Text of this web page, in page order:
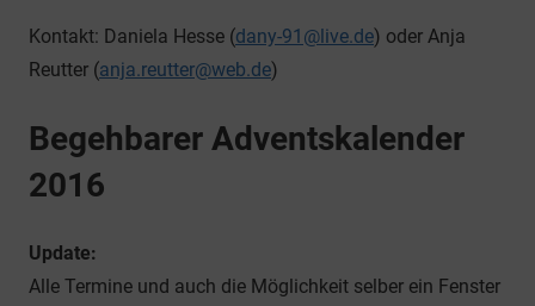
Kontakt: Daniela Hesse (dany-91@live.de) oder Anja
Reutter (anja.reutter@web.de)
Begehbarer Adventskalender
2016
Update:
Alle Termine und auch die Möglichkeit selber ein Fenster